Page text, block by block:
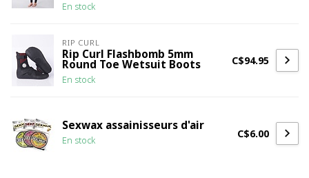
En stock
RIP CURL
Rip Curl Flashbomb 5mm
Round Toe Wetsuit Boots
En stock
C$94.95
Sexwax assainisseurs d'air
En stock
C$6.00